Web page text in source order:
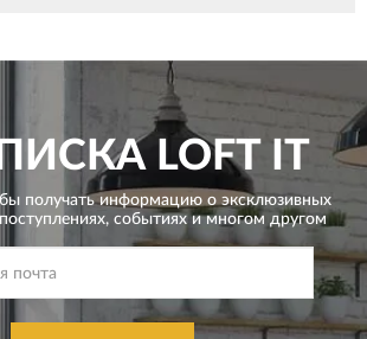
LOFT IT
получать информацию о эксклюзивных
поступлениях, событиях и многом другом